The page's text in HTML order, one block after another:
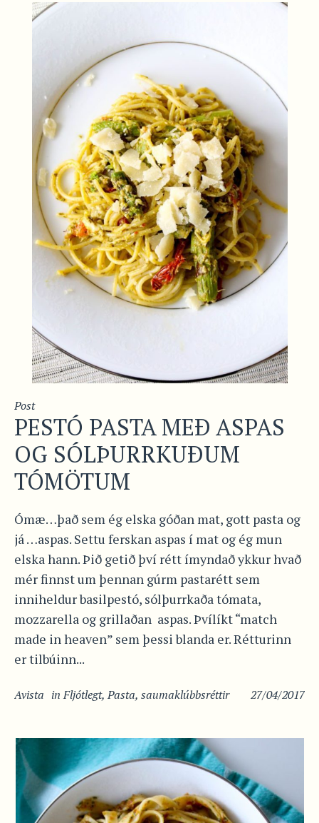
Post
PESTÓ PASTA MEÐ ASPAS
OG SÓLÞURRKUÐUM
TÓMÖTUM
Ómæ…það sem ég elska góðan mat, gott pasta og
já …aspas. Settu ferskan aspas í mat og ég mun
elska hann. Þið getið því rétt ímyndað ykkur hvað
mér finnst um þennan gúrm pastarétt sem
inniheldur basilpestó, sólþurrkaða tómata,
mozzarella og grillaðan aspas. Þvílíkt “match
made in heaven” sem þessi blanda er. Rétturinn
er tilbúinn...
27/04/2017
Avista inFljótlegt,Pasta, saumaklúbbsréttir